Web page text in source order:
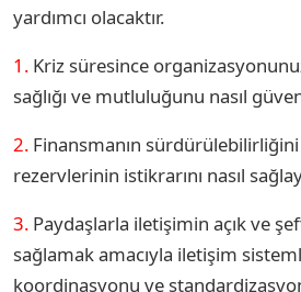
yardımcı olacaktır.
1. Kriz süresince
sağlığı ve mutluluğunu nasıl
2. Finansmanın
rezervlerinin istikrarını nasıl
3. Paydaşlarla iletişimin açık ve
sağlamak amacıyla iletişim
koordinasyonu ve